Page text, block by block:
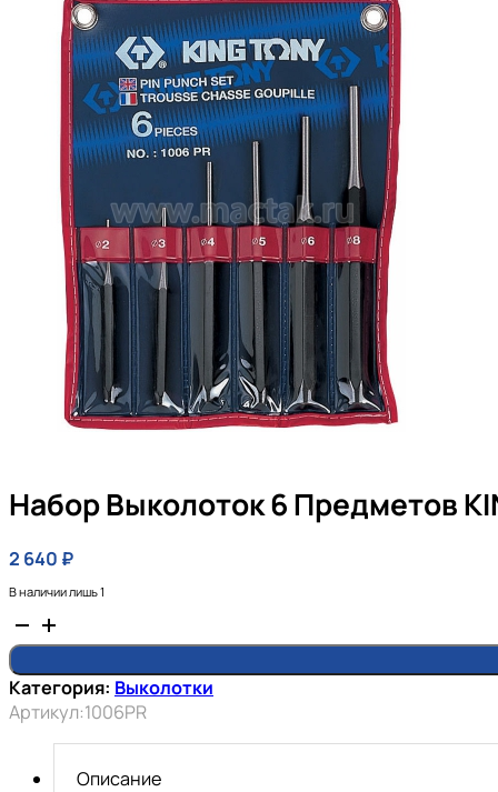
Набор Выколоток 6 Предметов
2 640 ₽
В наличии лишь 1
Количество
товара
Набор
выколоток
6
предметов
KINGTONY
Категория: Выколотки
Артикул:1006PR
Описание